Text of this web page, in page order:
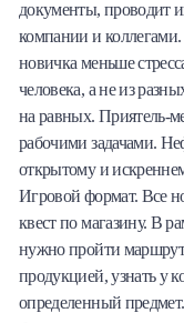
документы, проводит
компании и
новичка меньше
человека, а не из
на равных. Приятель-
рабочими задачами.
открытому и
Игровой формат. Все
квест по магазину. В
нужно пройти маршрут
продукцией, узнать у
определенный